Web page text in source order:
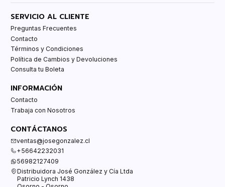
SERVICIO AL CLIENTE
Preguntas Frecuentes
Contacto
Términos y Condiciones
Política de Cambios y Devoluciones
Consulta tu Boleta
INFORMACIÓN
Contacto
Trabaja con Nosotros
CONTÁCTANOS
ventas@josegonzalez.cl
+56642232031
56982127409
Distribuidora José González y Cía Ltda
Patricio Lynch 1438